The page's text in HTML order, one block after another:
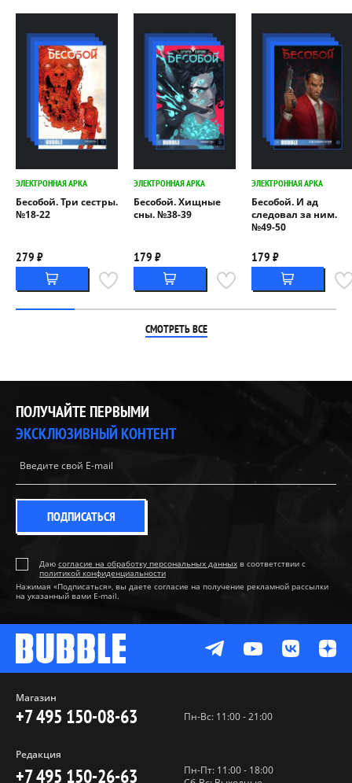
ЭЛЕКТРОННАЯ АРКА
Бесобой. Три сестры.
№18-22
279 ₽
ЭЛЕКТРОННАЯ АРКА
Бесобой. Хищные
сны. №38-39
179 ₽
ЭЛЕКТРОННАЯ АРКА
Бесобой. И ад
следовал за ним.
№49-50
179 ₽
СМОТРЕТЬ ВСЕ
ПОЛУЧАЙТЕ ПЕРВЫМИ
ЭКСКЛЮЗИВНЫЙ КОНТЕНТ
ПОДПИСАТЬСЯ
Даю согласие на обработку персональных данных в соответствии с
политикой конфиденциальности
Нажимая «Подписаться», вы даете согласие на получение рекламной рассылки
на указанный вами E-mail.
Магазин
+7 495 150-08-63 Пн-Вс: 11:00 - 21:00
Редакция
+7 495 150-26-63
Пн-Пт: 11:00 - 18:00